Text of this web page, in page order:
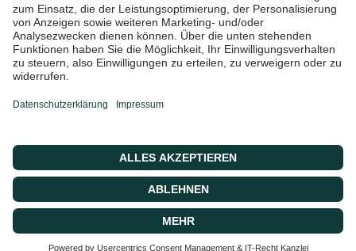
Ich bin damit einverstanden,
Marketing-E-Mails und
Sonderangebote zu erhalten
© 2026 CASA 43 Concept, Powered by shopify